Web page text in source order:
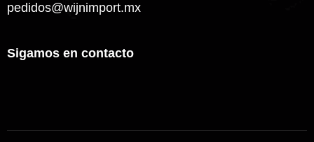
pedidos@wijnimport.mx
Sigamos en contacto